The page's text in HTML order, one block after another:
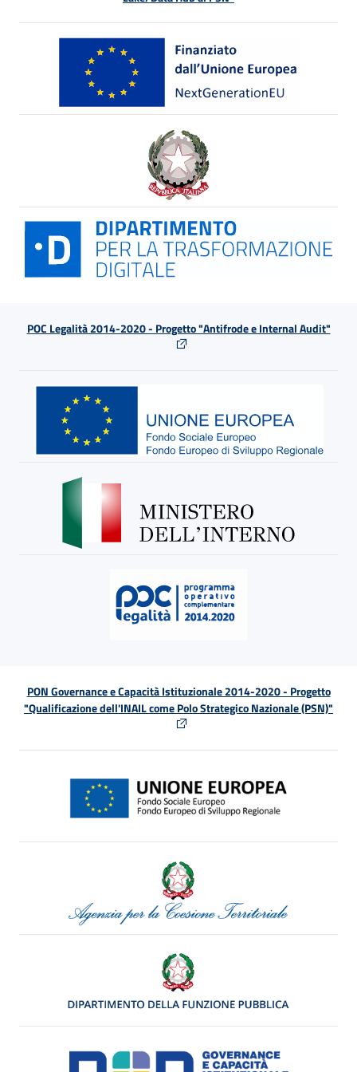
POC Legalità 2014-2020 - Progetto "Antifrode e Internal Audit"
PON Governance e Capacità Istituzionale 2014-2020 - Progetto
"Qualificazione dell'INAIL come Polo Strategico Nazionale (PSN)"